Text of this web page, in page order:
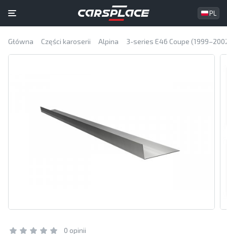
PL
Główna Części karoserii Alpina 3-series E46 Coupe
0 opinii